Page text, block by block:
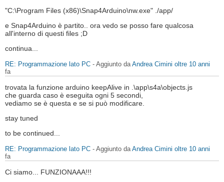
"C:\Program Files (x86)\Snap4Arduino\nw.exe" ./app/
e Snap4Arduino è partito.. ora vedo se posso fare qualcosa
all'interno di questi files ;D
continua...
RE: Programmazione lato PC - Aggiunto da Andrea Cimini oltre 10 anni
fa
trovata la funzione arduino keepAlive in .\app\s4a\objects.js
che guarda caso è eseguita ogni 5 secondi,
vediamo se è questa e se si può modificare.
stay tuned
to be continued...
RE: Programmazione lato PC - Aggiunto da Andrea Cimini oltre 10 anni
fa
Ci siamo... FUNZIONAAA!!!